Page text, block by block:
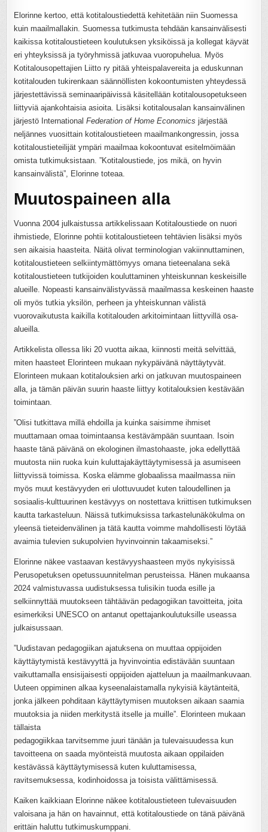
Elorinne kertoo, että kotitaloustiedettä kehitetään niin Suomessa
kuin maailmallakin. Suomessa tutkimusta tehdään kansainvälisesti
kaikissa kotitaloustieteen koulutuksen yksiköissä ja kollegat käyvät
eri yhteyksissä ja työryhmissä jatkuvaa vuoropuhelua. Myös
Kotitalousopettajien Liitto ry pitää yhteispalavereita ja eduskunnan
kotitalouden tukirenkaan säännöllisten kokoontumisten yhteydessä
järjestettävissä seminaaripäivissä käsitellään kotitalousopetukseen
liittyviä ajankohtaisia asioita. Lisäksi kotitalousalan kansainvälinen
järjestö InternationalFederation of Home Economicsjärjestää
neljännes vuosittain kotitaloustieteen maailmankongressin, jossa
kotitaloustieteilijät ympäri maailmaa kokoontuvat esitelmöimään
omista tutkimuksistaan. ”Kotitaloustiede, jos mikä, on hyvin
kansainvälistä”, Elorinne toteaa.
Muutospaineen alla
Vuonna 2004 julkaistussa artikkelissaan Kotitaloustiede on nuori
ihmistiede, Elorinne pohtii kotitaloustieteen tehtävien lisäksi myös
sen aikaisia haasteita. Näitä olivat terminologian vakiinnuttaminen,
kotitaloustieteen selkiintymättömyys omana tieteenalana sekä
kotitaloustieteen tutkijoiden kouluttaminen yhteiskunnan keskeisille
alueille. Nopeasti kansainvälistyvässä maailmassa keskeinen haaste
oli myös tutkia yksilön, perheen ja yhteiskunnan välistä
vuorovaikutusta kaikilla kotitalouden arkitoimintaan liittyvillä osa-
alueilla.
Artikkelista ollessa liki 20 vuotta aikaa, kiinnosti meitä selvittää,
miten haasteet Elorinteen mukaan nykypäivänä näyttäytyvät.
Elorinteen mukaan kotitalouksien arki on jatkuvan muutospaineen
alla, ja tämän päivän suurin haaste liittyy kotitalouksien kestävään
toimintaan.
”Olisi tutkittava millä ehdoilla ja kuinka saisimme ihmiset
muuttamaan omaa toimintaansa kestävämpään suuntaan. Isoin
haaste tänä päivänä on ekologinen ilmastohaaste, joka edellyttää
muutosta niin ruoka kuin kuluttajakäyttäytymisessä ja asumiseen
liittyvissä toimissa. Koska elämme globaalissa maailmassa niin
myös muut kestävyyden eri ulottuvuudet kuten taloudellinen ja
sosiaalis-kulttuurinen kestävyys on nostettava kriittisen tutkimuksen
kautta tarkasteluun. Näissä tutkimuksissa tarkastelunäkökulma on
yleensä tieteidenvälinen ja tätä kautta voimme mahdollisesti löytää
avaimia tulevien sukupolvien hyvinvoinnin takaamiseksi.”
Elorinne näkee vastaavan kestävyyshaasteen myös nykyisissä
Perusopetuksen opetussuunnitelman perusteissa. Hänen mukaansa
2024 valmistuvassa uudistuksessa tulisikin tuoda esille ja
selkiinnyttää muutokseen tähtäävän pedagogiikan tavoitteita, joita
esimerkiksi UNESCO on antanut opettajankoulutuksille useassa
julkaisussaan.
”Uudistavan pedagogiikan ajatuksena on muuttaa oppijoiden
käyttäytymistä kestävyyttä ja hyvinvointia edistävään suuntaan
vaikuttamalla ensisijaisesti oppijoiden ajatteluun ja maailmankuvaan.
Uuteen oppiminen alkaa kyseenalaistamalla nykyisiä käytänteitä,
jonka jälkeen pohditaan käyttäytymisen muutoksen aikaan saamia
muutoksia ja niiden merkitystä itselle ja muille”. Elorinteen mukaan
tällaista
pedagogiikkaa tarvitsemme juuri tänään ja tulevaisuudessa kun
tavoitteena on saada myönteistä muutosta aikaan oppilaiden
kestävässä käyttäytymisessä kuten kuluttamisessa,
ravitsemuksessa, kodinhoidossa ja toisista välittämisessä.
Kaiken kaikkiaan Elorinne näkee kotitaloustieteen tulevaisuuden
valoisana ja hän on havainnut, että kotitaloustiede on tänä päivänä
erittäin haluttu tutkimuskumppani.